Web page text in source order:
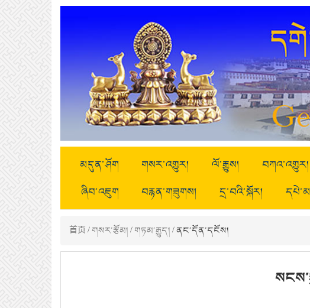
མདུན་ཤོག གསར་འགྱུར། ལོ་རྒྱུས། བཀའ་འགྱུར།
ཞིབ་འཇུག
བརྙན་གཟུགས། དྲ་བའི་སྐོར།
首页/གསར་རྩོམ།/གཏམ་རྒྱུད།/ ནང་དོན་དངོས།